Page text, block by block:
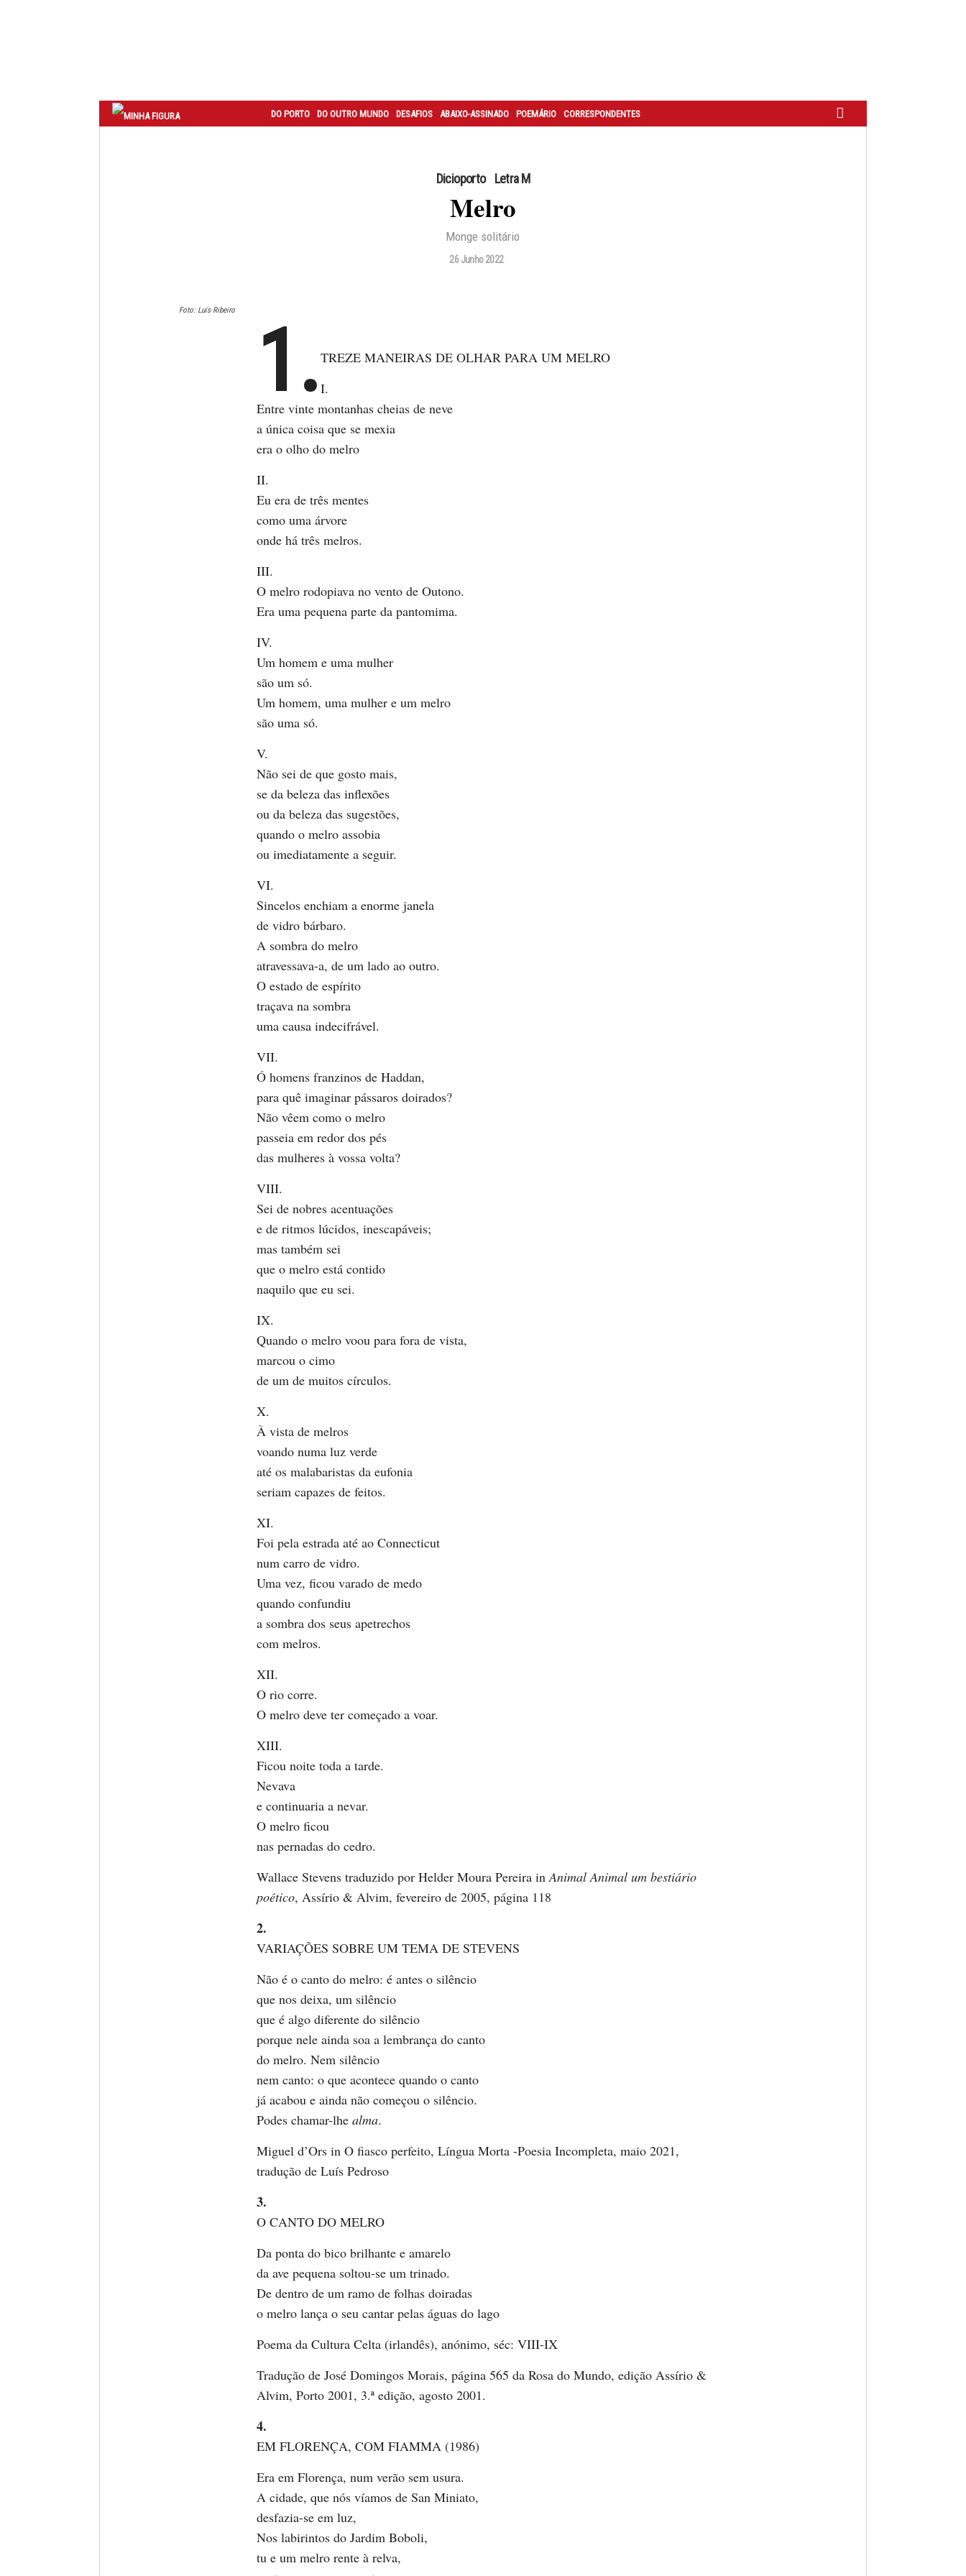
DO PORTO DO OUTRO MUNDO DESAFIOS ABAIXO-ASSINADO POEMÁRIO CORRESPONDENTES
Dicioporto Letra M
Melro
Monge solitário
26 Junho 2022
Foto: Luís Ribeiro
1.TREZE MANEIRAS DE OLHAR PARA UM MELRO
I.
Entre vinte montanhas cheias de neve
a única coisa que se mexia
era o olho do melro
II.
Eu era de três mentes
como uma árvore
onde há três melros.
III.
O melro rodopiava no vento de Outono.
Era uma pequena parte da pantomima.
IV.
Um homem e uma mulher
são um só.
Um homem, uma mulher e um melro
são uma só.
V.
Não sei de que gosto mais,
se da beleza das inflexões
ou da beleza das sugestões,
quando o melro assobia
ou imediatamente a seguir.
VI.
Sincelos enchiam a enorme janela
de vidro bárbaro.
A sombra do melro
atravessava-a, de um lado ao outro.
O estado de espírito
traçava na sombra
uma causa indecifrável.
VII.
Ó homens franzinos de Haddan,
para quê imaginar pássaros doirados?
Não vêem como o melro
passeia em redor dos pés
das mulheres à vossa volta?
VIII.
Sei de nobres acentuações
e de ritmos lúcidos, inescapáveis;
mas também sei
que o melro está contido
naquilo que eu sei.
IX.
Quando o melro voou para fora de vista,
marcou o cimo
de um de muitos círculos.
X.
À vista de melros
voando numa luz verde
até os malabaristas da eufonia
seriam capazes de feitos.
XI.
Foi pela estrada até ao Connecticut
num carro de vidro.
Uma vez, ficou varado de medo
quando confundiu
a sombra dos seus apetrechos
com melros.
XII.
O rio corre.
O melro deve ter começado a voar.
XIII.
Ficou noite toda a tarde.
Nevava
e continuaria a nevar.
O melro ficou
nas pernadas do cedro.
Wallace Stevens traduzido por Helder Moura Pereira inAnimal Animal um bestiário
poético, Assírio & Alvim, fevereiro de 2005, página 118
2.
VARIAÇÕES SOBRE UM TEMA DE STEVENS
Não é o canto do melro: é antes o silêncio
que nos deixa, um silêncio
que é algo diferente do silêncio
porque nele ainda soa a lembrança do canto
do melro. Nem silêncio
nem canto: o que acontece quando o canto
já acabou e ainda não começou o silêncio.
Podes chamar-lhealma.
Miguel d’Ors in O fiasco perfeito, Língua Morta -Poesia Incompleta, maio 2021,
tradução de Luís Pedroso
3.
O CANTO DO MELRO
Da ponta do bico brilhante e amarelo
da ave pequena soltou-se um trinado.
De dentro de um ramo de folhas doiradas
o melro lança o seu cantar pelas águas do lago
Poema da Cultura Celta (irlandês), anónimo, séc: VIII-IX
Tradução de José Domingos Morais, página 565 da Rosa do Mundo, edição Assírio &
Alvim, Porto 2001, 3.ª edição, agosto 2001.
4.
EM FLORENÇA, COM FIAMMA (1986)
Era em Florença, num verão sem usura.
A cidade, que nós víamos de San Miniato,
desfazia-se em luz,
Nos labirintos do Jardim Boboli,
tu e um melro rente à relva,